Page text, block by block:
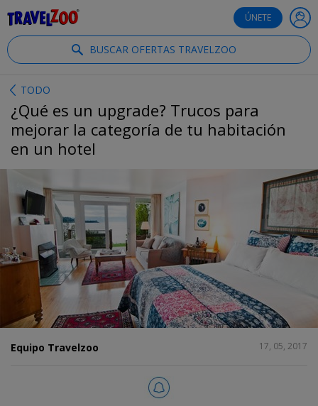
ÚNETE
BUSCAR OFERTAS TRAVELZOO
TODO
¿Qué es un upgrade? Trucos para
mejorar la categoría de tu habitación
en un hotel
Equipo Travelzoo 17, 05, 2017